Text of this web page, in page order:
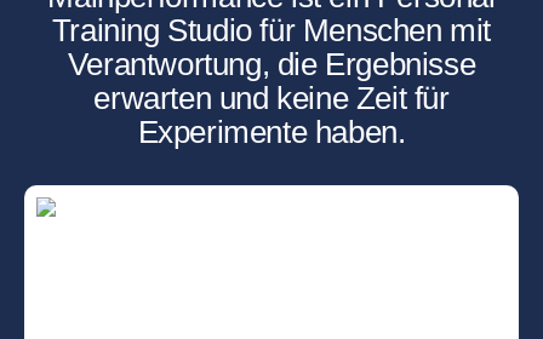
Training Studio für Menschen mit
Verantwortung, die Ergebnisse
erwarten und keine Zeit für
Experimente haben.